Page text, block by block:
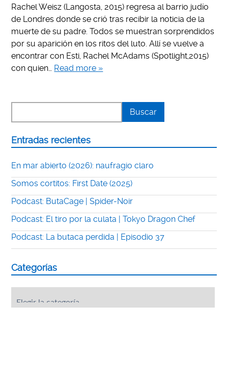
Rachel Weisz (Langosta, 2015) regresa al barrio judío
de Londres donde se crió tras recibir la noticia de la
muerte de su padre. Todos se muestran sorprendidos
por su aparición en los ritos del luto. Allí se vuelve a
encontrar con Esti, Rachel McAdams (Spotlight,2015)
con quien… Read more »
Entradas recientes
En mar abierto (2026): naufragio claro
Somos cortitos: First Date (2025)
Podcast: ButaCage | Spider-Noir
Podcast: El tiro por la culata | Tokyo Dragon Chef
Podcast: La butaca perdida | Episodio 37
Categorías